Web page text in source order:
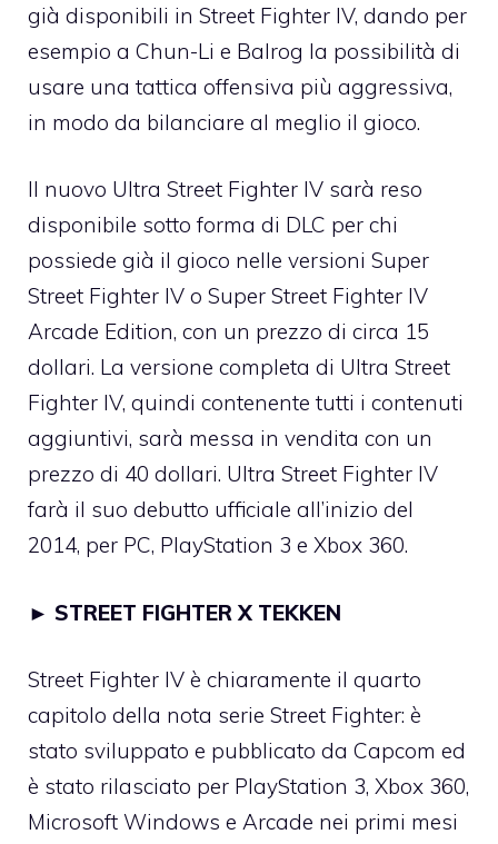
già disponibili in Street Fighter IV, dando per
esempio a Chun-Li e Balrog la possibilità di
usare una tattica offensiva più aggressiva,
in modo da bilanciare al meglio il gioco.
Il nuovo Ultra Street Fighter IV sarà reso
disponibile sotto forma di DLC per chi
possiede già il gioco nelle versioni Super
Street Fighter IV o Super Street Fighter IV
Arcade Edition, con un prezzo di circa 15
dollari. La versione completa di Ultra Street
Fighter IV, quindi contenente tutti i contenuti
aggiuntivi, sarà messa in vendita con un
prezzo di 40 dollari. Ultra Street Fighter IV
farà il suo debutto ufficiale all’inizio del
2014, per PC, PlayStation 3 e Xbox 360.
► STREET FIGHTER X TEKKEN
Street Fighter IV è chiaramente il quarto
capitolo della nota serie Street Fighter: è
stato sviluppato e pubblicato da Capcom ed
è stato rilasciato per PlayStation 3, Xbox 360,
Microsoft Windows e Arcade nei primi mesi